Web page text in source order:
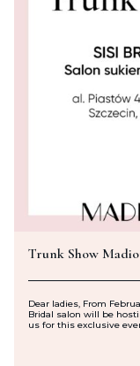
Trunk Show
Dear ladies, From
Bridal salon will be
us for this exclusive